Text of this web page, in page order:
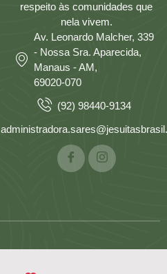
respeito às comunidades que
nela vivem.
Av. Leonardo Malcher, 339
- Nossa Sra. Aparecida,
Manaus - AM,
69020-070
(92) 98440-9134